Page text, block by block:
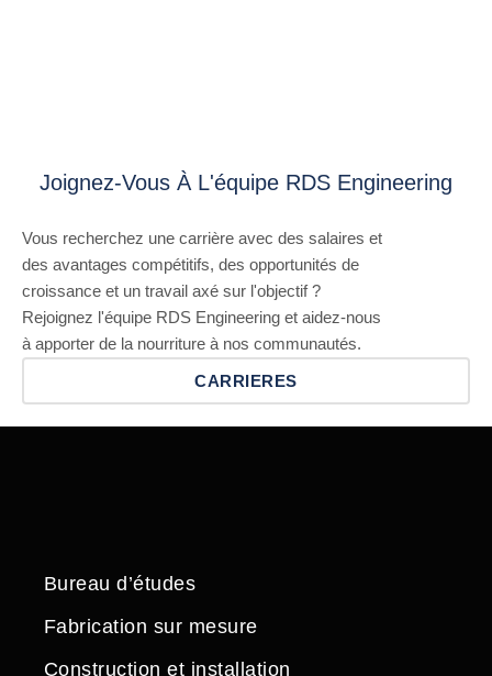
Joignez-Vous À L'équipe RDS Engineering
Vous recherchez une carrière avec des salaires et
des avantages compétitifs, des opportunités de
croissance et un travail axé sur l'objectif ?
Rejoignez l'équipe RDS Engineering et aidez-nous
à apporter de la nourriture à nos communautés.
CARRIERES
Bureau d’études
Fabrication sur mesure
Construction et installation